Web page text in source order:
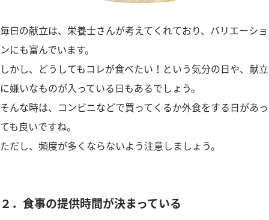
毎日の献立は、栄養士さんが考えてくれており、バリエーショ
ンにも富んでいます。
しかし、どうしてもコレが食べたい！という気分の日や、献立
に嫌いなものが入っている日もあるでしょう。
そんな時は、コンビニなどで買ってくるか外食をする日があっ
ても良いですね。
ただし、頻度が多くならないよう注意しましょう。
２．食事の提供時間が決まっている